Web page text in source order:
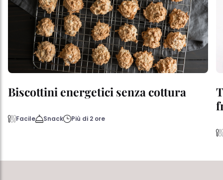
Biscottini energetici senza cottura
Facile Snack Più di 2 ore